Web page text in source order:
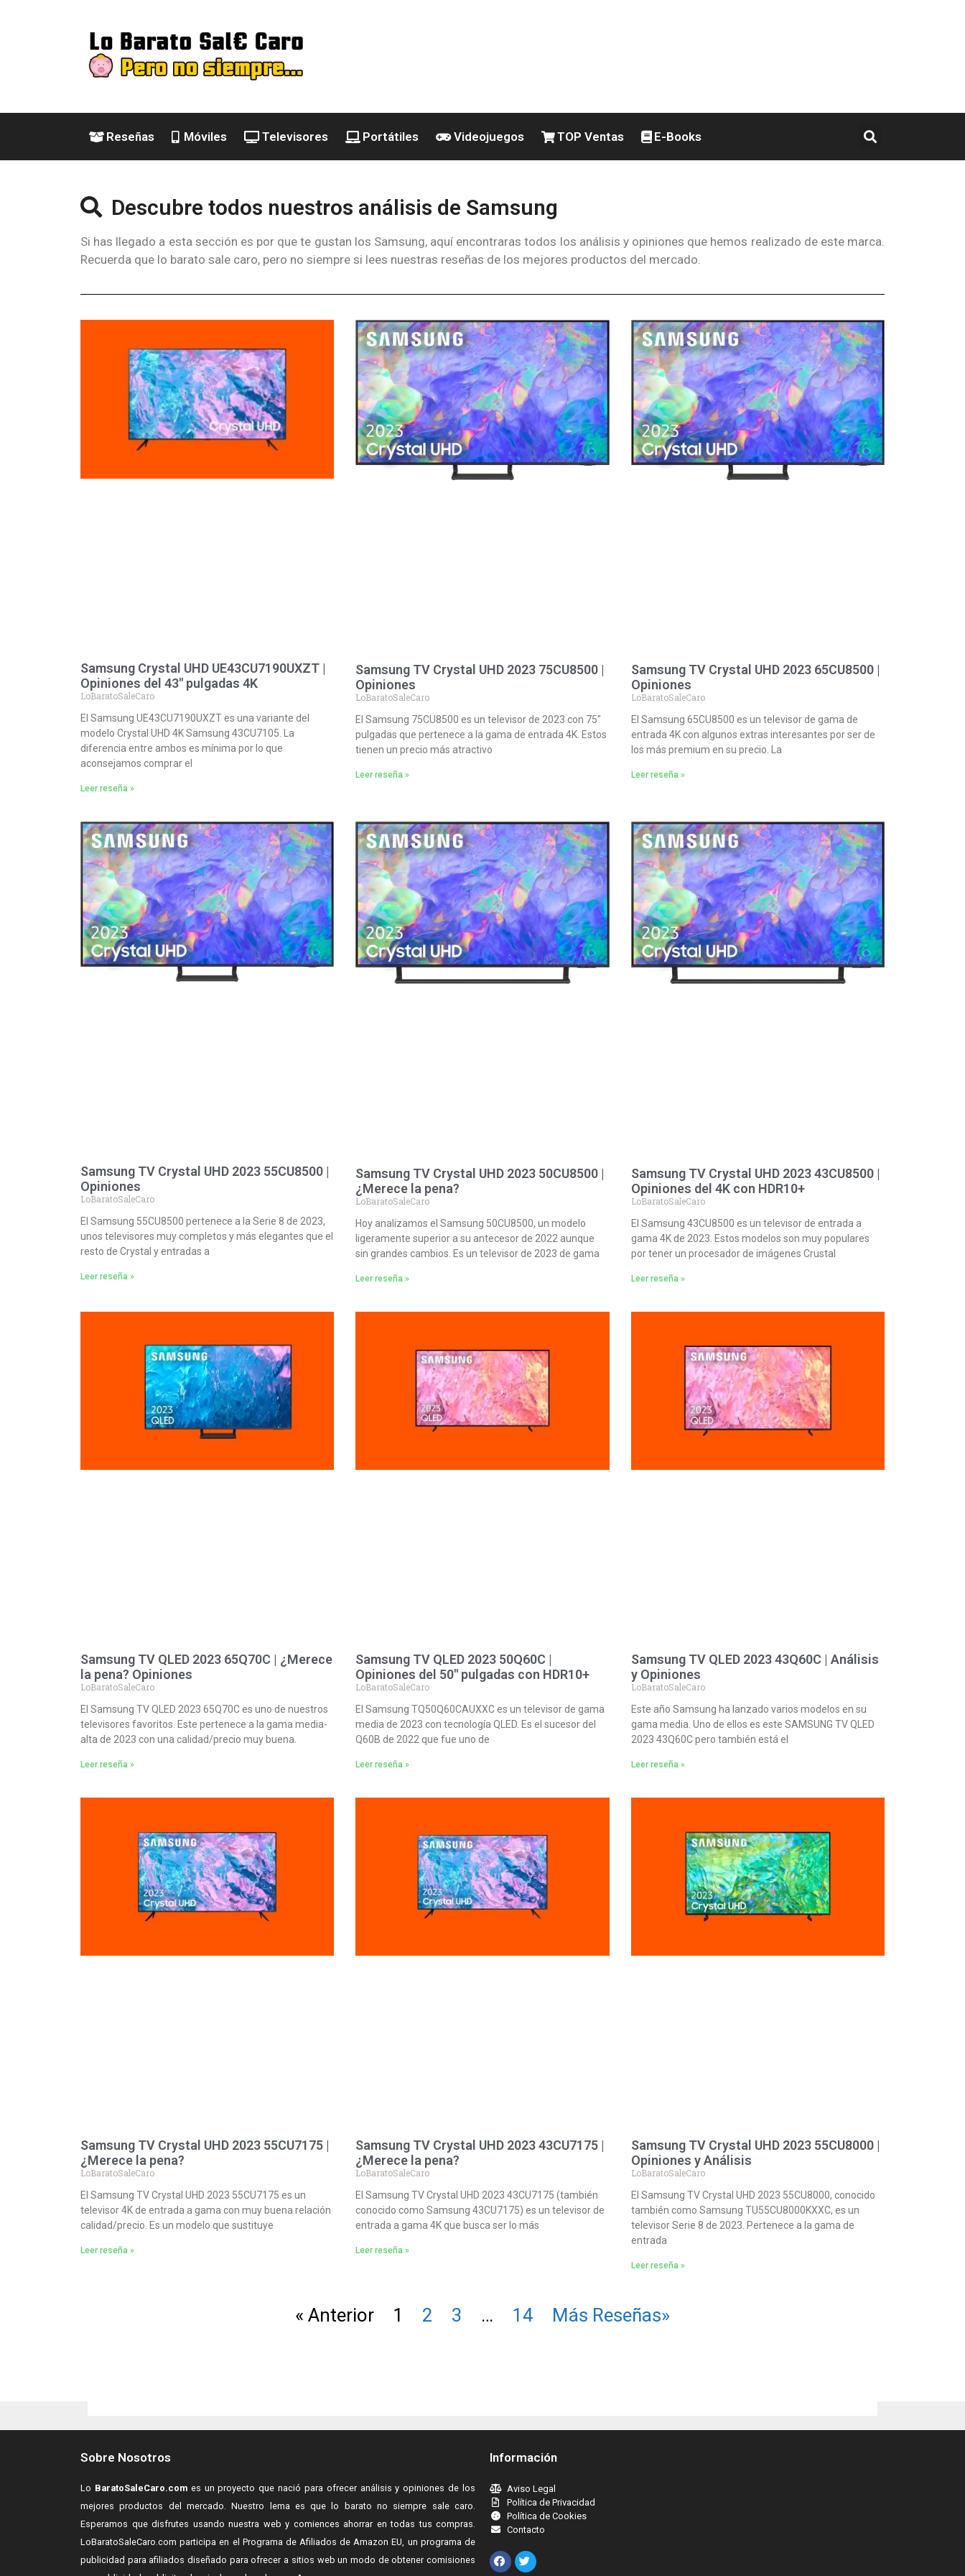
Reseñas Móviles Televisores Portátiles Videojuegos TOP Ventas E-Books
Descubre todos nuestros análisis de Samsung
Si has llegado a esta sección es por que te gustan los Samsung, aquí encontraras todos los análisis y opiniones que hemos realizado de este marca.
Recuerda que lo barato sale caro, pero no siempre si lees nuestras reseñas de los mejores productos del mercado.
Samsung Crystal UHD UE43CU7190UXZT |
Opiniones del 43″ pulgadas 4K
LoBaratoSaleCaro
El Samsung UE43CU7190UXZT es una variante del
modelo Crystal UHD 4K Samsung 43CU7105. La
diferencia entre ambos es mínima por lo que
aconsejamos comprar el
Leer reseña »
Samsung TV Crystal UHD 2023 75CU8500 |
Opiniones
LoBaratoSaleCaro
El Samsung 75CU8500 es un televisor de 2023 con 75″
pulgadas que pertenece a la gama de entrada 4K. Estos
tienen un precio más atractivo
Leer reseña »
Samsung TV Crystal UHD 2023 65CU8500 |
Opiniones
LoBaratoSaleCaro
El Samsung 65CU8500 es un televisor de gama de
entrada 4K con algunos extras interesantes por ser de
los más premium en su precio. La
Leer reseña »
Samsung TV Crystal UHD 2023 55CU8500 |
Opiniones
LoBaratoSaleCaro
El Samsung 55CU8500 pertenece a la Serie 8 de 2023,
unos televisores muy completos y más elegantes que el
resto de Crystal y entradas a
Leer reseña »
Samsung TV Crystal UHD 2023 50CU8500 |
¿Merece la pena?
LoBaratoSaleCaro
Hoy analizamos el Samsung 50CU8500, un modelo
ligeramente superior a su antecesor de 2022 aunque
sin grandes cambios. Es un televisor de 2023 de gama
Leer reseña »
Samsung TV Crystal UHD 2023 43CU8500 |
Opiniones del 4K con HDR10+
LoBaratoSaleCaro
El Samsung 43CU8500 es un televisor de entrada a
gama 4K de 2023. Estos modelos son muy populares
por tener un procesador de imágenes Crustal
Leer reseña »
Samsung TV QLED 2023 65Q70C | ¿Merece
la pena? Opiniones
LoBaratoSaleCaro
El Samsung TV QLED 2023 65Q70C es uno de nuestros
televisores favoritos. Este pertenece a la gama media-
alta de 2023 con una calidad/precio muy buena.
Leer reseña »
Samsung TV QLED 2023 50Q60C |
Opiniones del 50″ pulgadas con HDR10+
LoBaratoSaleCaro
El Samsung TQ50Q60CAUXXC es un televisor de gama
media de 2023 con tecnología QLED. Es el sucesor del
Q60B de 2022 que fue uno de
Leer reseña »
Samsung TV QLED 2023 43Q60C | Análisis
y Opiniones
LoBaratoSaleCaro
Este año Samsung ha lanzado varios modelos en su
gama media. Uno de ellos es este SAMSUNG TV QLED
2023 43Q60C pero también está el
Leer reseña »
Samsung TV Crystal UHD 2023 55CU7175 |
¿Merece la pena?
LoBaratoSaleCaro
El Samsung TV Crystal UHD 2023 55CU7175 es un
televisor 4K de entrada a gama con muy buena relación
calidad/precio. Es un modelo que sustituye
Leer reseña »
Samsung TV Crystal UHD 2023 43CU7175 |
¿Merece la pena?
LoBaratoSaleCaro
El Samsung TV Crystal UHD 2023 43CU7175 (también
conocido como Samsung 43CU7175) es un televisor de
entrada a gama 4K que busca ser lo más
Leer reseña »
Samsung TV Crystal UHD 2023 55CU8000 |
Opiniones y Análisis
LoBaratoSaleCaro
El Samsung TV Crystal UHD 2023 55CU8000, conocido
también como Samsung TU55CU8000KXXC, es un
televisor Serie 8 de 2023. Pertenece a la gama de
entrada
Leer reseña »
« Anterior 1 2 3 … 14 Más Reseñas»
Sobre Nosotros
Lo BaratoSaleCaro.comes un proyecto que nació para ofrecer análisis y opiniones de los
mejores productos del mercado. Nuestro lema es que lo barato no siempre sale caro.
Esperamos que disfrutes usando nuestra web y comiences ahorrar en todas tus compras.
LoBaratoSaleCaro.com participa en el Programa de Afiliados de Amazon EU, un programa de
publicidad para afiliados diseñado para ofrecer a sitios web un modo de obtener comisiones
Información
Aviso Legal
Política de Privacidad
Política de Cookies
Contacto